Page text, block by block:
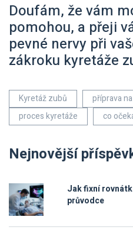
Doufám, že vám
pomohou, a přeji
pevné nervy při
zákroku kyretáže
Kyretáž zubů
příprava
proces kyretáže
co
Nejnovější
Jak fixní
průvodce